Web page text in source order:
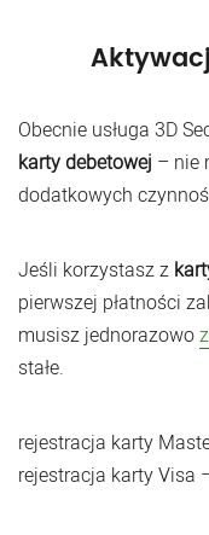
Obecnie usługa 3D
karty debetowej – nie
dodatkowych
Jeśli korzystasz z
pierwszej płatności
musisz jednorazowo
stałe.
rejestracja karty
rejestracja karty Visa